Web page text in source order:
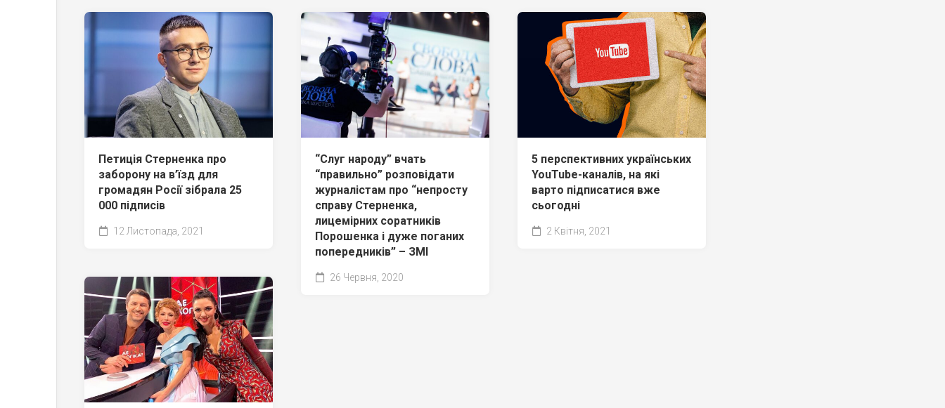
Петиція Стерненка про
заборону на в’їзд для
громадян Росії зібрала 25
000 підписів
12 Листопада, 2021
“Слуг народу” вчать
“правильно” розповідати
журналістам про “непросту
справу Стерненка,
лицемірних соратників
Порошенка і дуже поганих
попередників” – ЗМІ
26 Червня, 2020
5 перспективних українських
YouTube-каналів, на які
варто підписатися вже
сьогодні
2 Квітня, 2021